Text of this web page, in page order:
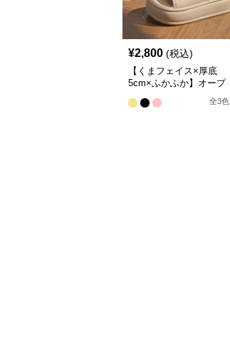
¥2,800 (税込)
【くまフェイス×厚底
5cm×ふかふか】オープ
ントゥルームシューズ｜
通気・静音・滑り止め｜
全3色